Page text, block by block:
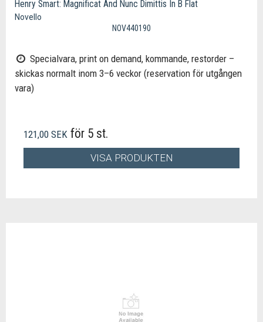
Henry Smart: Magnificat And Nunc Dimittis In B Flat
Novello
NOV440190
Specialvara, print on demand, kommande, restorder –
skickas normalt inom 3–6 veckor (reservation för utgången
vara)
121,00 SEK för 5 st.
VISA PRODUKTEN